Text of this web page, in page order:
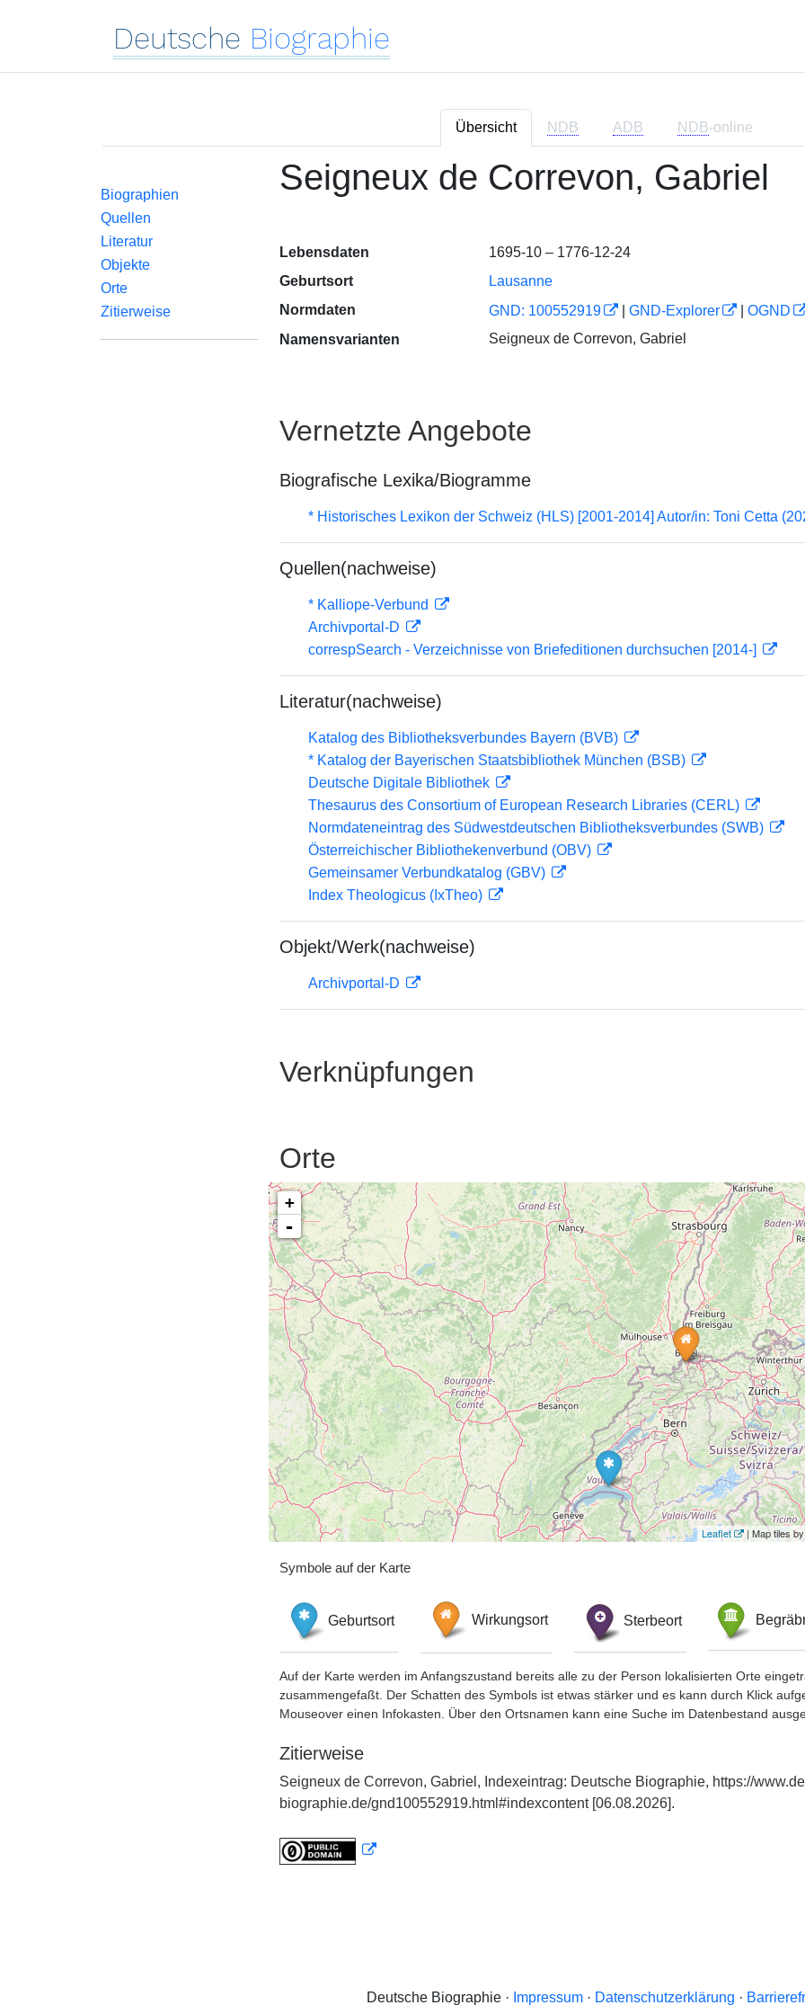
Deutsche Biographie
Übersicht NDB ADB NDB-online
Biographien
Quellen
Literatur
Objekte
Orte
Zitierweise
Seigneux de Correvon, Gabriel
Lebensdaten
1695-10 – 1776-12-24
Geburtsort
Lausanne
Normdaten
GND: 100552919 GND-Explorer
OGND
Namensvarianten
Seigneux de Correvon, Gabriel
Vernetzte Angebote
Biografische Lexika/Biogramme
* Historisches Lexikon der Schweiz (HLS) [2001-2014] Autor/in: Toni Cetta
Quellen(nachweise)
* Kalliope-Verbund
Archivportal-D
correspSearch - Verzeichnisse von Briefeditionen durchsuchen [2014-]
Literatur(nachweise)
Katalog des Bibliotheksverbundes Bayern (BVB)
* Katalog der Bayerischen Staatsbibliothek München (BSB)
Deutsche Digitale Bibliothek
Thesaurus des Consortium of European Research Libraries (CERL)
Normdateneintrag des Südwestdeutschen Bibliotheksverbundes (SWB)
Österreichischer Bibliothekenverbund (OBV)
Gemeinsamer Verbundkatalog (GBV)
Index Theologicus (IxTheo)
Objekt/Werk(nachweise)
Archivportal-D
Verknüpfungen
Orte
+
-
Leaflet | Map tiles
Symbole auf der Karte
Geburtsort Wirkungsort Sterbeort
Auf der Karte werden im Anfangszustand bereits alle zu der Person lokalisierten Orte
zusammengefaßt. Der Schatten des Symbols ist etwas stärker und es kann durch Klick
Mouseover einen Infokasten. Über den Ortsnamen kann eine Suche im Datenbestand
Zitierweise
Seigneux de Correvon, Gabriel, Indexeintrag: Deutsche Biographie, https://
biographie.de/gnd100552919.html#indexcontent [06.08.2026].
Deutsche Biographie · Impressum · Datenschutzerklärung ·